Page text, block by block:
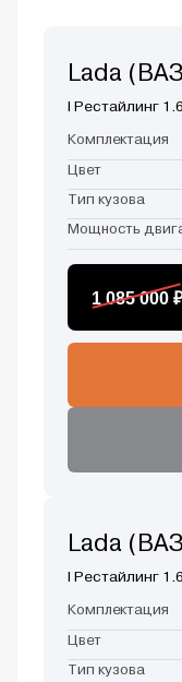
Lada
I Рестайлинг
Комплектация
Цвет
Тип кузова
Мощность
1 085 000
Lada
I Рестайлинг
Комплектация
Цвет
Тип кузова